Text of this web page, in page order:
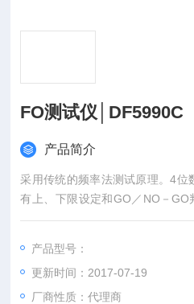
FO测试仪│DF5990C
产品简介
采用传统的频率法测试原理。4位
有上、下限设定和GO／NO－GO
有指示灯提示。适合产品检验和
产品型号：
更新时间：2017-07-19
厂商性质：代理商